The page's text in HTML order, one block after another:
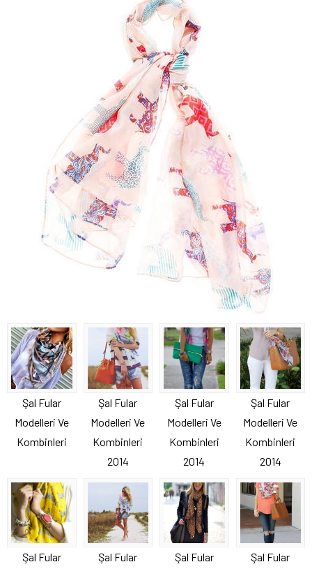
Şal Fular
Modelleri Ve
Kombinleri
Şal Fular
Modelleri Ve
Kombinleri
2014
Şal Fular
Modelleri Ve
Kombinleri
2014
Şal Fular
Modelleri Ve
Kombinleri
2014
Şal Fular
Şal Fular
Şal Fular
Şal Fular